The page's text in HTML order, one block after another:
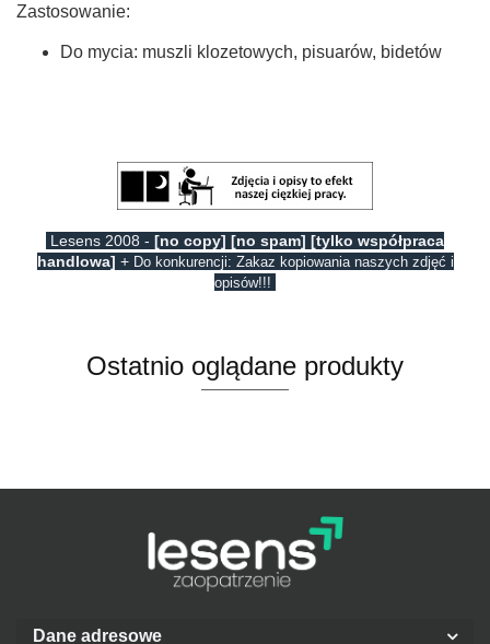
Zastosowanie:
Do mycia: muszli klozetowych, pisuarów, bidetów
Lesens 2008 - [no copy] [no spam] [tylko współpraca
handlowa] + Do konkurencji: Zakaz kopiowania naszych zdjęć i
opisów!!!
Ostatnio oglądane produkty
Dane adresowe